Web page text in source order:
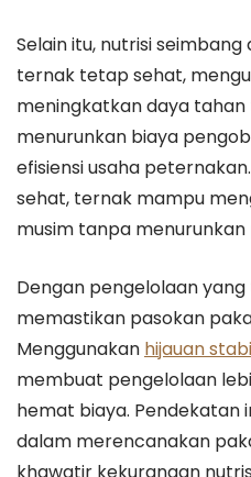
Selain itu, nutrisi
ternak tetap sehat,
meningkatkan daya tahan
menurunkan biaya
efisiensi usaha
sehat, ternak mampu
musim tanpa
Dengan pengelolaan
memastikan pasokan
Menggunakan hijauan
membuat pengelolaan
hemat biaya. Pendekatan
dalam merencanakan